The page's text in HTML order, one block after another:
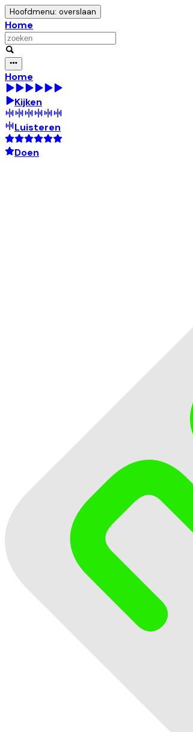
Hoofdmenu: overslaan
Home
Home
Kijken
Luisteren
Doen